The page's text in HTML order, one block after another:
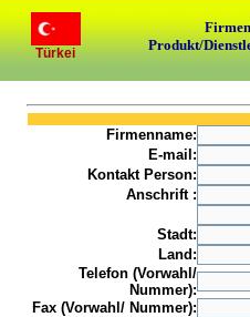
Türkei
Produkt/
Firmenname:
E-mail:
Kontakt Person:
Anschrift :
Stadt:
Land:
Telefon (Vorwahl/
Nummer):
Fax (Vorwahl/ Nummer):